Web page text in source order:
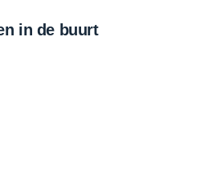
in de buurt